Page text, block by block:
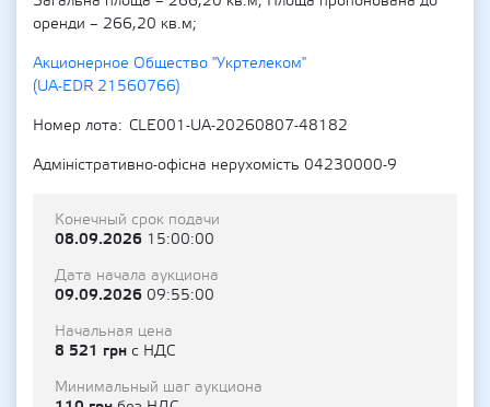
оренди – 266,20 кв.м;
Акционерное Общество "Укртелеком"
(UA-EDR 21560766)
Номер лота
CLE001-UA-20260807-48182
Адміністративно-офісна нерухомість 04230000-9
Конечный срок подачи
08.09.2026 15:00:00
Дата начала аукциона
09.09.2026 09:55:00
Начальная цена
8 521 грн с НДС
Минимальный шаг аукциона